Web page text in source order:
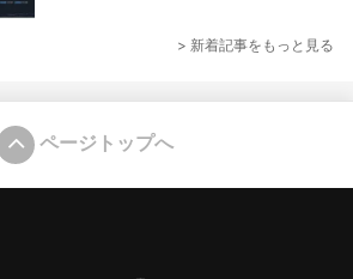
> 新着記事をもっと見る
ページトップへ